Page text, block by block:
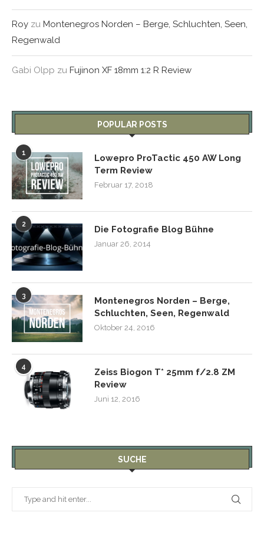
Roy zu Montenegros Norden – Berge, Schluchten, Seen,
Regenwald
Gabi Olpp zu Fujinon XF 18mm 1:2 R Review
POPULAR POSTS
1
Lowepro ProTactic 450 AW Long
Term Review
Februar 17, 2018
2 Die Fotografie Blog Bühne
Januar 26, 2014
3
Montenegros Norden – Berge,
Schluchten, Seen, Regenwald
Oktober 24, 2016
4
Zeiss Biogon T* 25mm f/2.8 ZM
Review
Juni 12, 2016
SUCHE